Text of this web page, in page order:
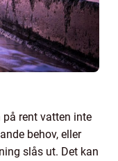
rent vatten inte
behov, eller
slås ut. Det kan